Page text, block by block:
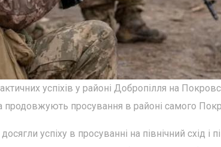
успіхів у районі Добропілля на
продовжують просування в районі самого
успіху в просуванні на північний схід